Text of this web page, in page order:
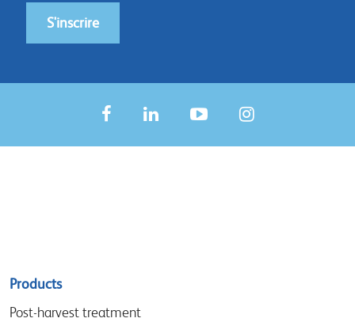
S'inscrire
Sitemap
menu
Products
Post-harvest treatment